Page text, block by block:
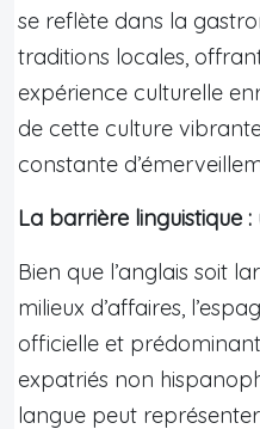
se reflète dans la
traditions locales,
expérience culturelle
de cette culture
constante
La barrière linguistique
Bien que l’anglais soit
milieux d’affaires,
officielle et
expatriés non
langue peut